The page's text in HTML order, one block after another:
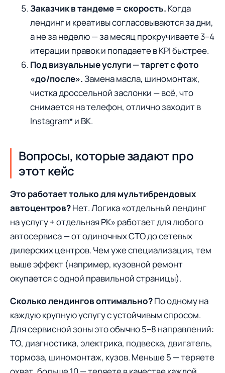
Заказчик в тандеме = скорость. Когда
лендинг и креативы согласовываются за дни,
а не за неделю — за месяц прокручиваете 3–4
итерации правок и попадаете в KPI быстрее.
Под визуальные услуги — таргет с фото
«до/после».Замена масла, шиномонтаж,
чистка дроссельной заслонки — всё, что
снимается на телефон, отлично заходит в
Instagram* и ВК.
Вопросы, которые задают про
этот кейс
Это работает только для мультибрендовых
автоцентров?Нет. Логика «отдельный лендинг
на услугу + отдельная РК» работает для любого
автосервиса — от одиночных СТО до сетевых
дилерских центров. Чем уже специализация, тем
выше эффект (например, кузовной ремонт
окупается с одной правильной страницы).
Сколько лендингов оптимально?По одному на
каждую крупную услугу с устойчивым спросом.
Для сервисной зоны это обычно 5–8 направлений:
ТО, диагностика, электрика, подвеска, двигатель,
тормоза, шиномонтаж, кузов. Меньше 5 — теряете